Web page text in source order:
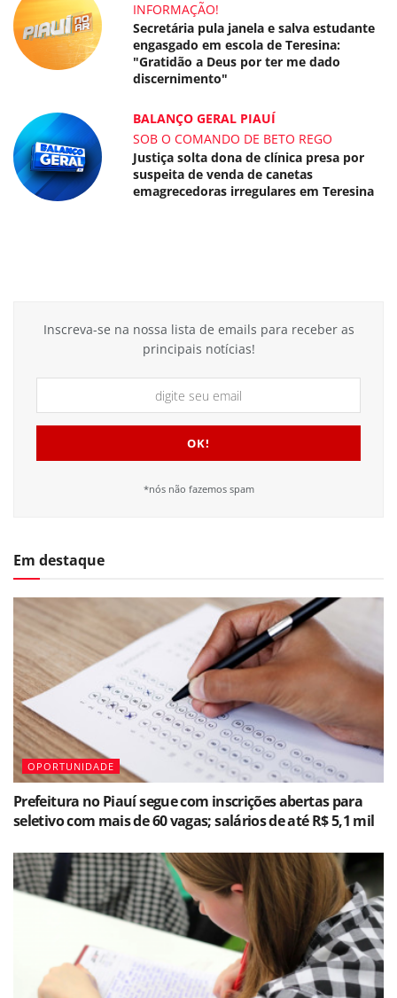
INFORMAÇÃO!
Secretária pula janela e salva estudante
engasgado em escola de Teresina:
"Gratidão a Deus por ter me dado
discernimento"
BALANÇO GERAL PIAUÍ
SOB O COMANDO DE BETO REGO
Justiça solta dona de clínica presa por
suspeita de venda de canetas
emagrecedoras irregulares em Teresina
Inscreva-se na nossa lista de emails para receber as
principais notícias!
*nós não fazemos spam
Em destaque
OPORTUNIDADE
Prefeitura no Piauí segue com inscrições abertas para
seletivo com mais de 60 vagas; salários de até R$ 5,1 mil